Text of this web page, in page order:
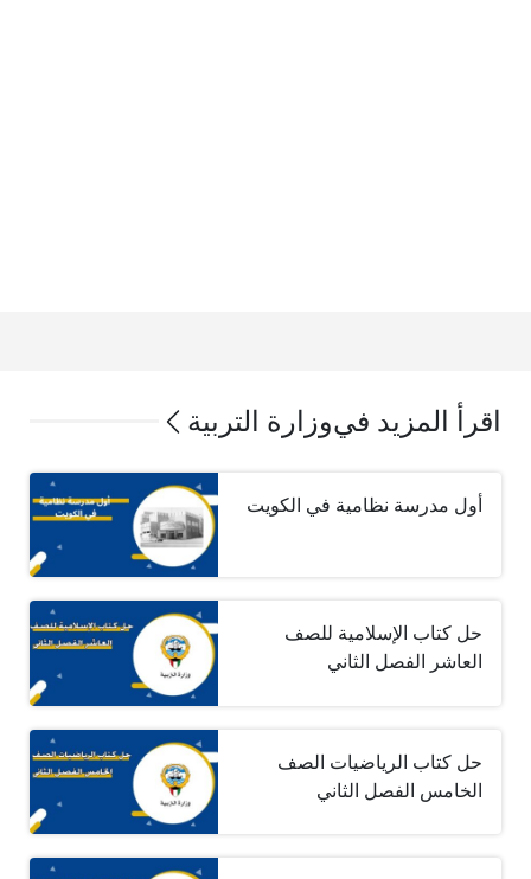
اقرأ المزيد فيوزارة التربية
أول مدرسة نظامية في الكويت
حل كتاب الإسلامية للصف
العاشر الفصل الثاني
حل كتاب الرياضيات الصف
الخامس الفصل الثاني